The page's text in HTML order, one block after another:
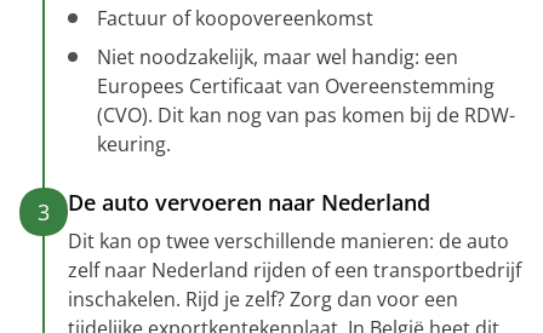
Factuur of koopovereenkomst
Niet noodzakelijk, maar wel handig: een
Europees Certificaat van Overeenstemming
(CVO). Dit kan nog van pas komen bij de RDW-
keuring.
3 De auto vervoeren naar Nederland
Dit kan op twee verschillende manieren: de auto
zelf naar Nederland rijden of een transportbedrijf
inschakelen. Rijd je zelf? Zorg dan voor een